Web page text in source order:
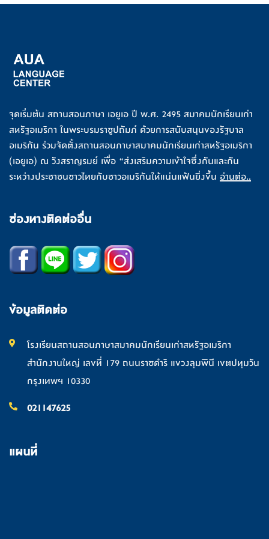
จุดเริ่มต้น สถานสอนภาษา เอยูเอ ปี พ.ศ. 2495 สมาคมนักเรียนเก่า
สหรัฐอเมริกา ในพระบรมราชูปถัมภ์ ด้วยการสนับสนุนของรัฐบาล
อเมริกัน ร่วมจัดตั้งสถานสอนภาษาสมาคมนักเรียนเก่าสหรัฐอเมริกา
(เอยูเอ) ณ วังสราญรมย์ เพื่อ “ส่งเสริมความเข้าใจซึ่งกันและกัน
ระหว่างประชาชนชาวไทยกับชาวอเมริกันให้แน่นแฟ้นยิ่งขึ้น อ่านต่อ..
ช่องทางติดต่ออื่น
ข้อมูลติดต่อ
โรงเรียนสถานสอนภาษาสมาคมนักเรียนเก่าสหรัฐอเมริกา
สำนักงานใหญ่ เลขที่ 179 ถนนราชดำริ แขวงลุมพินี เขตปทุมวัน
กรุงเทพฯ 10330
021147625
แผนที่